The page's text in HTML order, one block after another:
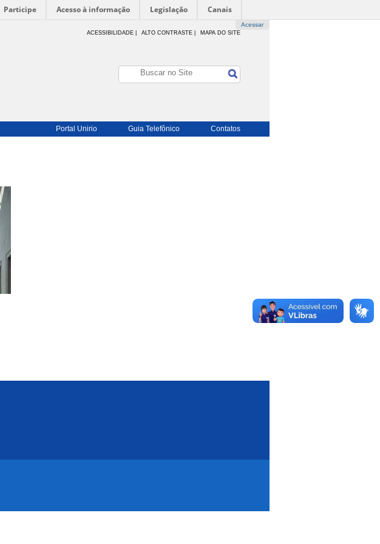
Participe Acesso à informação Legislação Canais
Acessar
ACESSIBILIDADE ALTO CONTRASTE | MAPA DO SITE
Portal Unirio Guia Telefônico Contatos